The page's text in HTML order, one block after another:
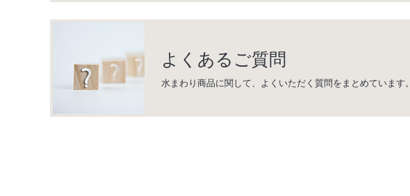
よくあるご質問
水まわり商品に関して、よくいただく質問をまとめています。